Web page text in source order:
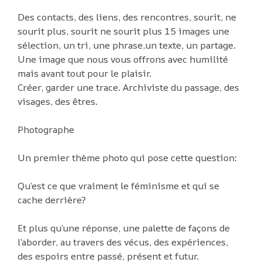
Des contacts, des liens, des rencontres, sourit, ne
sourit plus, sourit ne sourit plus 15 images une
sélection, un tri, une phrase,un texte, un partage.
Une image que nous vous offrons avec humilité
mais avant tout pour le plaisir.
Créer, garder une trace. Archiviste du passage, des
visages, des êtres.
Photographe
Un premier thème photo qui pose cette question:
Qu’est ce que vraiment le féminisme et qui se
cache derrière?
Et plus qu’une réponse, une palette de façons de
l’aborder, au travers des vécus, des expériences,
des espoirs entre passé, présent et futur.